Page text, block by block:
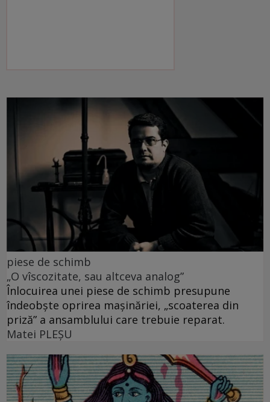
piese de schimb
„O vîscozitate, sau altceva analog”
Înlocuirea unei piese de schimb presupune
îndeobște oprirea mașinăriei, „scoaterea din
priză” a ansamblului care trebuie reparat.
Matei PLEŞU